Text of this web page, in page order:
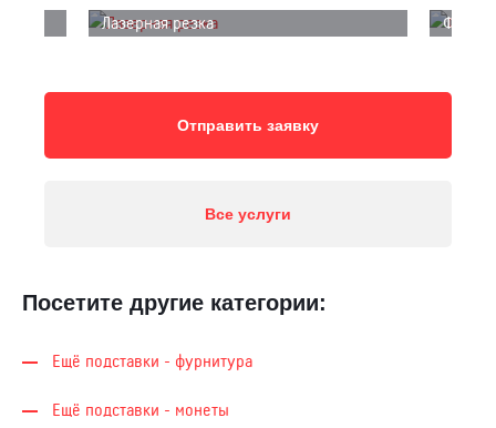
Лазерная резка
Отправить заявку
Все услуги
Посетите другие категории:
Ещё подставки - фурнитура
Ещё подставки - монеты